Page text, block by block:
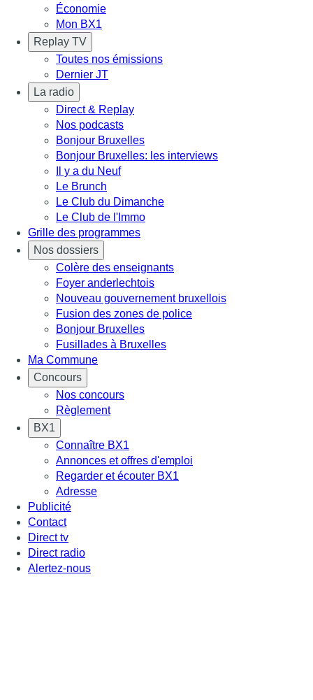
Économie
Mon BX1
Replay TV
Toutes nos émissions
Dernier JT
La radio
Direct & Replay
Nos podcasts
Bonjour Bruxelles
Bonjour Bruxelles: les interviews
Il y a du Neuf
Le Brunch
Le Club du Dimanche
Le Club de l'Immo
Grille des programmes
Nos dossiers
Colère des enseignants
Foyer anderlechtois
Nouveau gouvernement bruxellois
Fusion des zones de police
Bonjour Bruxelles
Fusillades à Bruxelles
Ma Commune
Concours
Nos concours
Règlement
BX1
Connaître BX1
Annonces et offres d'emploi
Regarder et écouter BX1
Adresse
Publicité
Contact
Direct tv
Direct radio
Alertez-nous